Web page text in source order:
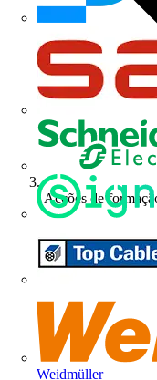
Weidmüller
Acções de